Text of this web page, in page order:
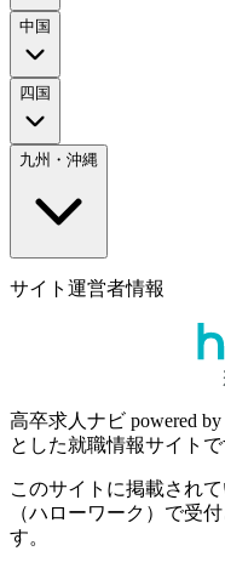
中国
四国
九州・沖縄
サイト運営者情報
高卒求人ナビ powered
とした就職情報サイトで
このサイトに掲載され
（ハローワーク）で受
す。